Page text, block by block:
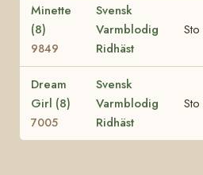
Minette
(8)
9849
Svensk
Varmblodig
Ridhäst
Sto
Dream
Girl (8)
7005
Svensk
Varmblodig
Ridhäst
Sto